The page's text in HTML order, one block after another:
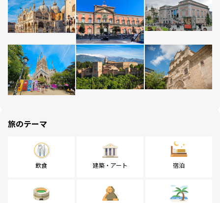
旅のテーマ
飲食 建築・アート 宿泊